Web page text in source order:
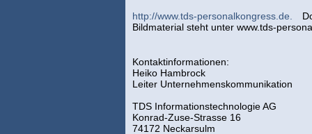
http://www.tds-personalkongress.de.
Bildmaterial steht unter www.tds-
Kontaktinformationen:
Heiko Hambrock
Leiter Unternehmenskommunikation
TDS Informationstechnologie AG
Konrad-Zuse-Strasse 16
74172 Neckarsulm